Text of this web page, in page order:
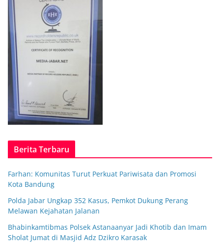
Berita Terbaru
Farhan: Komunitas Turut Perkuat Pariwisata dan Promosi
Kota Bandung
Polda Jabar Ungkap 352 Kasus, Pemkot Dukung Perang
Melawan Kejahatan Jalanan
Bhabinkamtibmas Polsek Astanaanyar Jadi Khotib dan Imam
Sholat Jumat di Masjid Adz Dzikro Karasak